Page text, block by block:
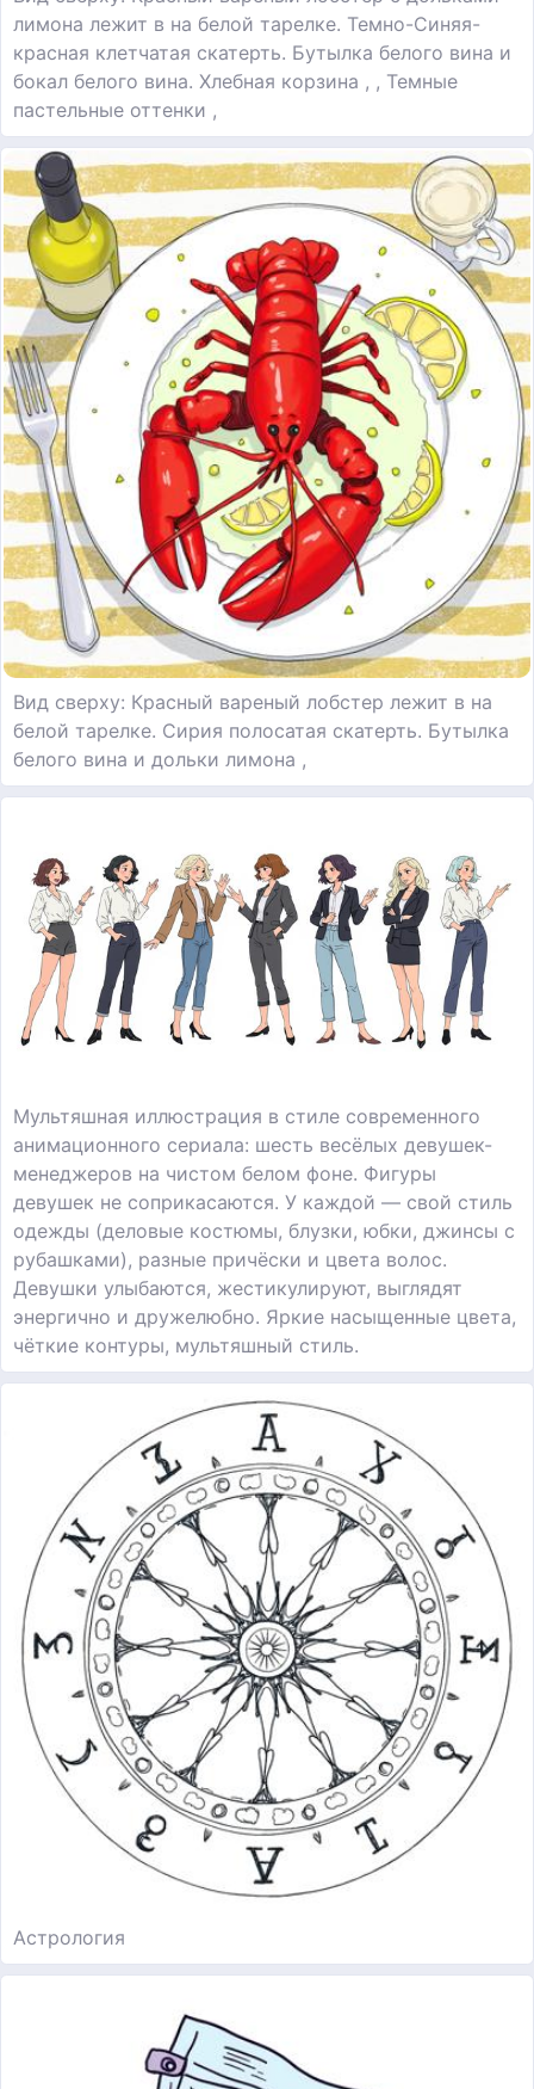
лимона лежит в на белой тарелке. Темно-Синяя-
красная клетчатая скатерть. Бутылка белого вина и
бокал белого вина. Хлебная корзина , , Темные
пастельные оттенки ,
Вид сверху: Красный вареный лобстер лежит в на
белой тарелке. Сирия полосатая скатерть. Бутылка
белого вина и дольки лимона ,
Мультяшная иллюстрация в стиле современного
анимационного сериала: шесть весёлых девушек-
менеджеров на чистом белом фоне. Фигуры
девушек не соприкасаются. У каждой — свой стиль
одежды (деловые костюмы, блузки, юбки, джинсы с
рубашками), разные причёски и цвета волос.
Девушки улыбаются, жестикулируют, выглядят
энергично и дружелюбно. Яркие насыщенные цвета,
чёткие контуры, мультяшный стиль.
Астрология